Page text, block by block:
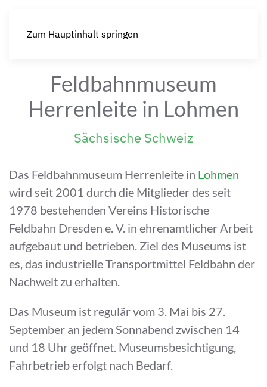
Zum Hauptinhalt springen
Feldbahnmuseum
Herrenleite in Lohmen
Sächsische Schweiz
Das Feldbahnmuseum Herrenleite in Lohmen
wird seit 2001 durch die Mitglieder des seit
1978 bestehenden Vereins Historische
Feldbahn Dresden e. V. in ehrenamtlicher Arbeit
aufgebaut und betrieben. Ziel des Museums ist
es, das industrielle Transportmittel Feldbahn der
Nachwelt zu erhalten.
Das Museum ist regulär vom 3. Mai bis 27.
September an jedem Sonnabend zwischen 14
und 18 Uhr geöffnet. Museumsbesichtigung,
Fahrbetrieb erfolgt nach Bedarf.